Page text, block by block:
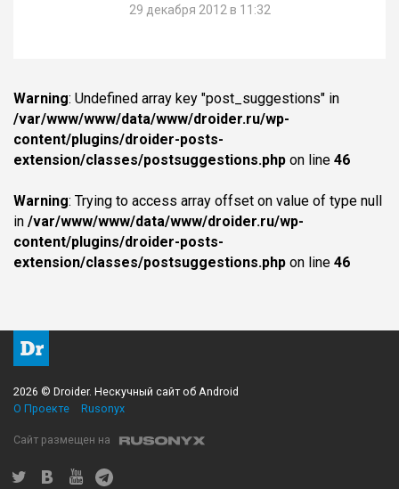
29 декабря 2012 в 11:32
Warning: Undefined array key "post_suggestions" in
/var/www/www/data/www/droider.ru/wp-
content/plugins/droider-posts-
extension/classes/postsuggestions.php on line 46
Warning: Trying to access array offset on value of type null
in /var/www/www/data/www/droider.ru/wp-
content/plugins/droider-posts-
extension/classes/postsuggestions.php on line 46
2026 © Droider. Нескучный сайт об Android
О Проекте
Rusonyx
Сайт размещен на